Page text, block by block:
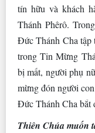
tín hữu và khách
Thánh Phêrô.
Đức Thánh Cha tập
trong Tin Mừng
bị mất, người phụ
mừng đón người
Đức Thánh Cha bắt
Thiên Chúa muốn